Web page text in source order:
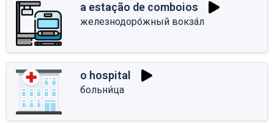
a estação de comboios
железнодоро́жный вокза́л
o hospital
больни́ца